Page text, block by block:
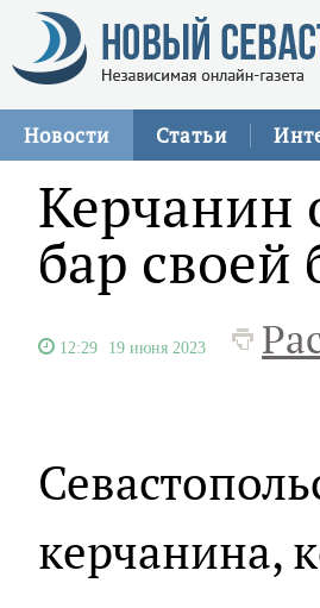
Новости Статьи
Керчанин
бар
12:29 19 июня 2023
керчанина,